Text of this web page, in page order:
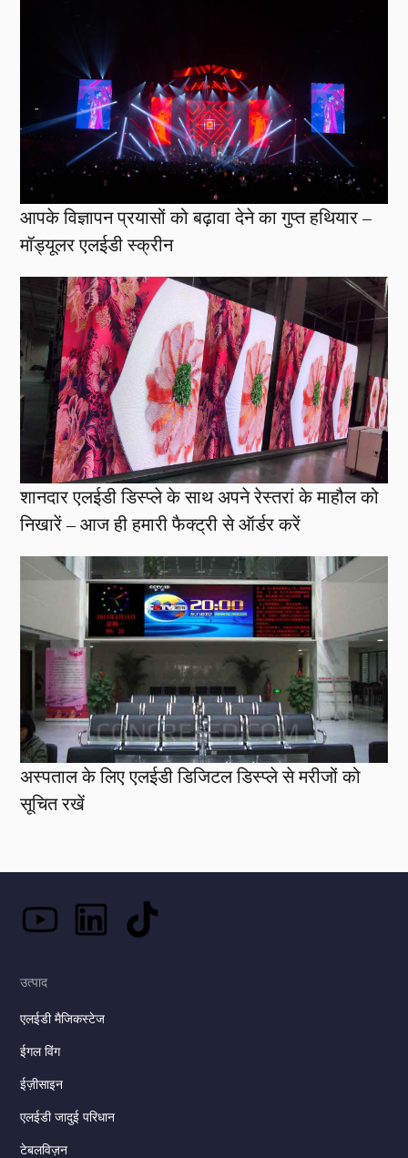
आपके विज्ञापन प्रयासों को बढ़ावा देने का गुप्त हथियार –
मॉड्यूलर एलईडी स्क्रीन
शानदार एलईडी डिस्प्ले के साथ अपने रेस्तरां के माहौल को
निखारें – आज ही हमारी फैक्ट्री से ऑर्डर करें
अस्पताल के लिए एलईडी डिजिटल डिस्प्ले से मरीजों को
सूचित रखें
उत्पाद
एलईडी मैजिकस्टेज
ईगल विंग
ईज़ीसाइन
एलईडी जादुई परिधान
टेबलविज़न